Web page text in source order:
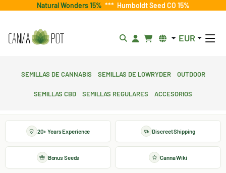
Natural Wonders 15% *** Humboldt Seed CO 15%
EUR
Semillas de cannabis Semillas de lowryder Outdoor
Semillas CBD Semillas regulares Accesorios
20+ Years Experience Discreet Shipping
Bonus Seeds Canna Wiki